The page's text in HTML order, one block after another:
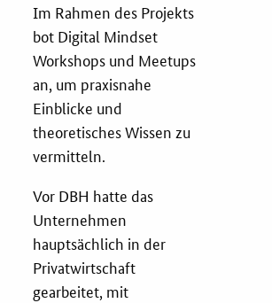
Marketing-Guide
Playbook
Zertifizierung
EU-Förderung
Aktuelles
Im Rahmen des Projekts
bot Digital Mindset
Workshops und Meetups
an, um praxisnahe
Einblicke und
theoretisches Wissen zu
vermitteln.
Vor DBH hatte das
Unternehmen
hauptsächlich in der
Privatwirtschaft
gearbeitet, mit